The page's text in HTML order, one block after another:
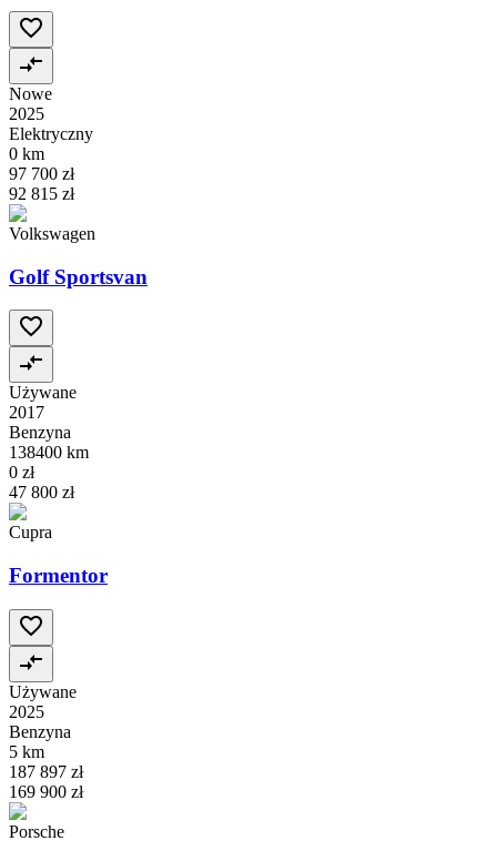
Nowe
2025
Elektryczny
0 km
97 700 zł
92 815 zł
Volkswagen
Golf Sportsvan
Używane
2017
Benzyna
138400 km
0 zł
47 800 zł
Cupra
Formentor
Używane
2025
Benzyna
5 km
187 897 zł
169 900 zł
Porsche